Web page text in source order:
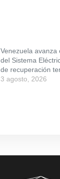
Venezuela avanza
del Sistema
de recuperación
3 agosto, 2026